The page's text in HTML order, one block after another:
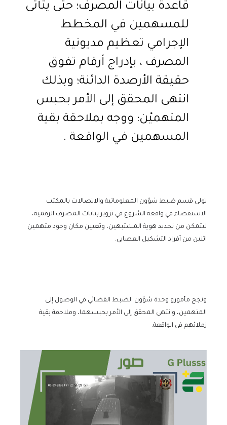
قاعدة بيانات المصرف؛ حتى يتأتى
للمسهمين في المخطط
الإجرامي تعظيم مديونية
المصرف ، بإدراج أرقام تفوق
حقيقة الأرصدة الدائنة؛ وبذلك
انتهى المحقق إلى الأمر بحبس
المتهميْن؛ ووجه بملاحقة بقية
المسهمين في الواقعة .
تولى قسم ضبط شؤون المعلوماتية والاتصالات بالمكتب
الاستقصاء في واقعة الشروع في تزوير بيانات المصرف الرقمية،
ليتمكن من تحديد هوية المشتبهين، وتعيين مكان وجود متهمين
اثنين من أفراد التشكيل العصابي.
ونجح مأمورو وحدة شؤون الضبط القضائي في الوصول إلى
المتهمين، وانتهى المحقق إلى الأمر بحبسهما، وملاحقة بقية
زملائهم في الواقعة.